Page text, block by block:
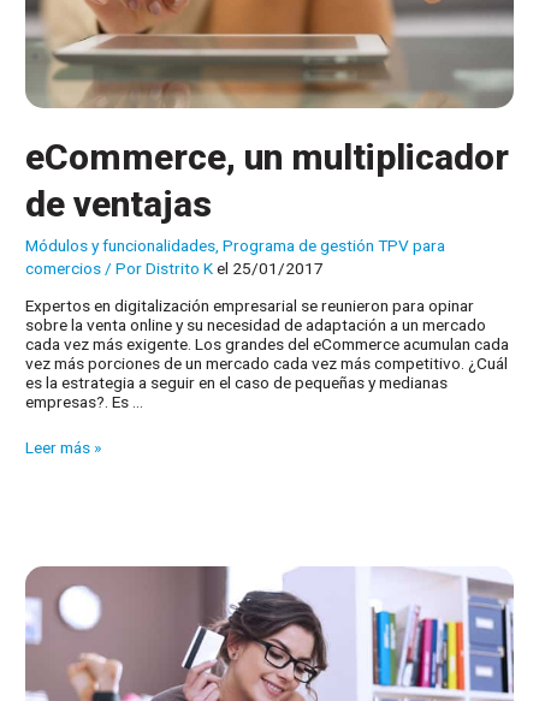
eCommerce, un multiplicador
de ventajas
Módulos y funcionalidades ,Programa de gestión TPV para
comercios / PorDistrito Kel 25/01/2017
Expertos en digitalización empresarial se reunieron para opinar
sobre la venta online y su necesidad de adaptación a un mercado
cada vez más exigente. Los grandes del eCommerce acumulan cada
vez más porciones de un mercado cada vez más competitivo. ¿Cuál
es la estrategia a seguir en el caso de pequeñas y medianas
empresas?. Es …
eCommerce,
Leer más »